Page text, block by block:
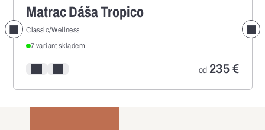
Previous
Matrac Dáša Tropico
Classic/Wellness
7 variant skladem
od 235€